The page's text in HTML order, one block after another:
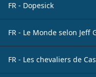
FR - Dopesick
FR - Le Monde selon Jeff
FR - Les chevaliers de